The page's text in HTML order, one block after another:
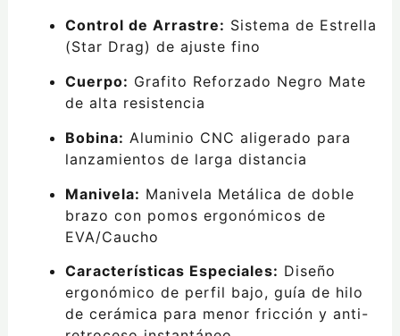
Control de Arrastre: Sistema de Estrella
(Star Drag) de ajuste fino
Cuerpo: Grafito Reforzado Negro Mate
de alta resistencia
Bobina: Aluminio CNC aligerado para
lanzamientos de larga distancia
Manivela: Manivela Metálica de doble
brazo con pomos ergonómicos de
EVA/Caucho
Características Especiales: Diseño
ergonómico de perfil bajo, guía de hilo
de cerámica para menor fricción y anti-